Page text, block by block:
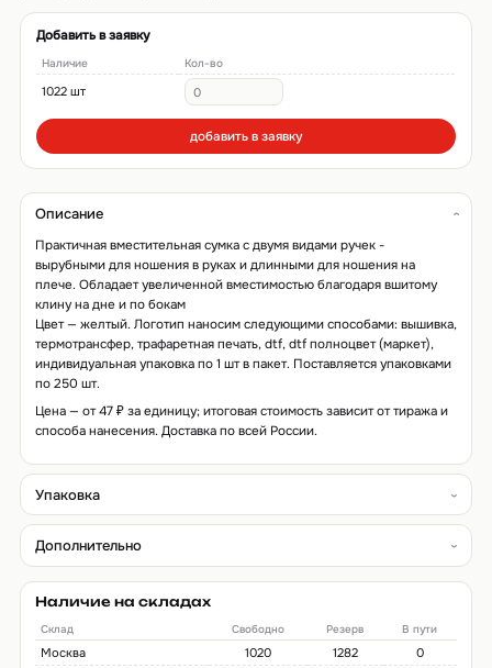
Добавить в заявку
Наличие Кол-во
1022 шт
добавить в заявку
Описание
Практичная вместительная сумка с двумя видами ручек -
вырубными для ношения в руках и длинными для ношения на
плече. Обладает увеличенной вместимостью благодаря вшитому
клину на дне и по бокам
Цвет — желтый. Логотип наносим следующими способами: вышивка,
термотрансфер, трафаретная печать, dtf, dtf полноцвет (маркет),
индивидуальная упаковка по 1 шт в пакет. Поставляется упаковками
по 250 шт.
Цена — от 47 ₽ за единицу; итоговая стоимость зависит от тиража и
способа нанесения. Доставка по всей России.
Упаковка
Дополнительно
Наличие на складах
Склад Свободно Резерв В пути
Москва 1020 1282
0